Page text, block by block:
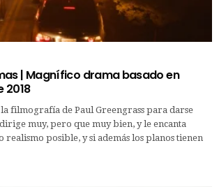
| Magnífico drama basado en
2018
filmografía de Paul Greengrass para darse
dirige muy, pero que muy bien, y le encanta
posible, y si además los planos tienen